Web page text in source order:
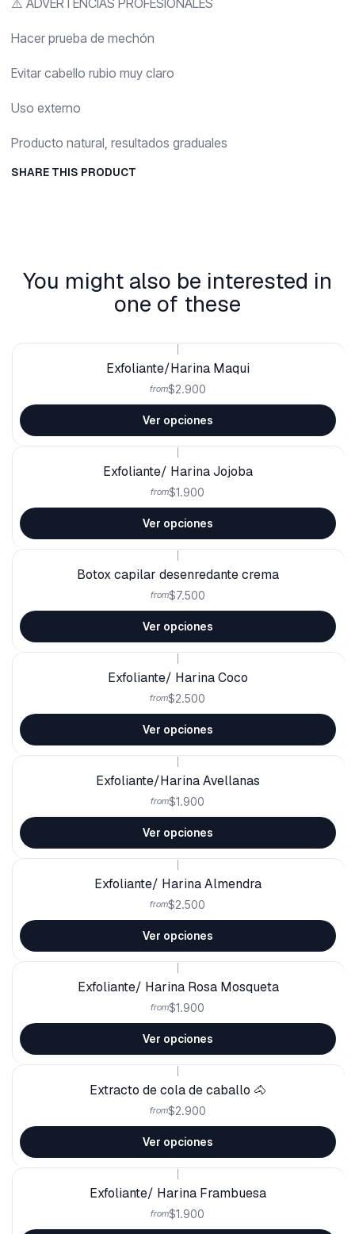
⚠️ ADVERTENCIAS PROFESIONALES
Hacer prueba de mechón
Evitar cabello rubio muy claro
Uso externo
Producto natural, resultados graduales
SHARE THIS PRODUCT
You might also be interested in
one of these
Exfoliante/Harina Maqui
from$2.900
Ver opciones
Exfoliante/ Harina Jojoba
from$1.900
Ver opciones
Botox capilar desenredante crema
from$7.500
Ver opciones
Exfoliante/ Harina Coco
from$2.500
Ver opciones
Exfoliante/Harina Avellanas
from$1.900
Ver opciones
Exfoliante/ Harina Almendra
from$2.500
Ver opciones
Exfoliante/ Harina Rosa Mosqueta
from$1.900
Ver opciones
Extracto de cola de caballo 🐴
from$2.900
Ver opciones
Exfoliante/ Harina Frambuesa
from$1.900